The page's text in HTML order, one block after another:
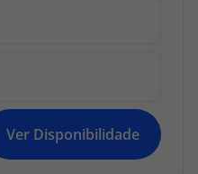
Ver Disponibilidade